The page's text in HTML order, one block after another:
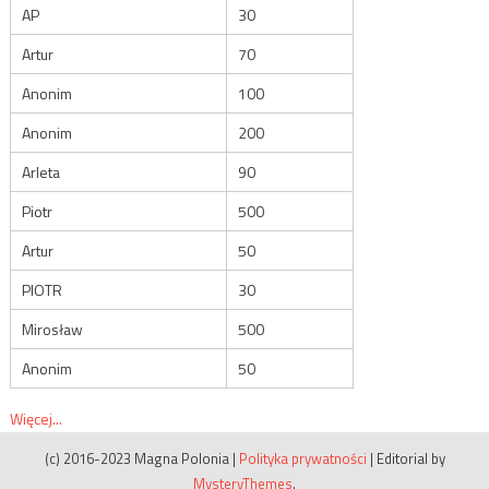
AP
30
Artur
70
Anonim
100
Anonim
200
Arleta
90
Piotr
500
Artur
50
PIOTR
30
Mirosław
500
Anonim
50
Więcej...
(c) 2016-2023 Magna Polonia | Polityka prywatności | Editorial by
MysteryThemes.